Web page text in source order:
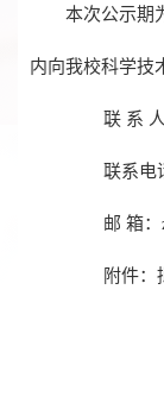
本次公示期
内向我校科学技
联 系 人
联系电话
邮 箱：
附件：拟